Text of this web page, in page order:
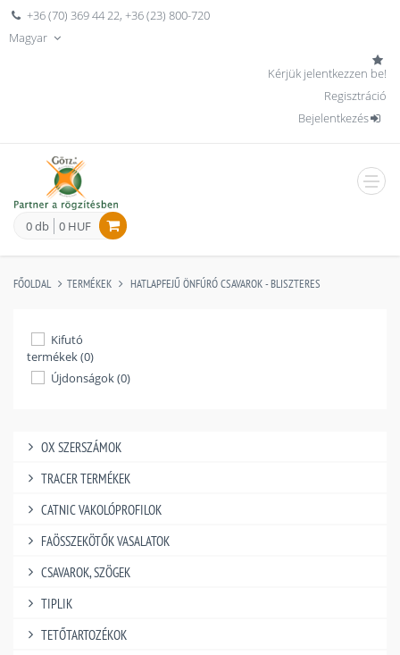
+36 (70) 369 44 22,+36 (23) 800-720
Magyar
Kérjük jelentkezzen be!
Regisztráció
Bejelentkezés
0 db 0 HUF
FŐOLDAL TERMÉKEK HATLAPFEJŰ ÖNFÚRÓ CSAVAROK - BLISZTERES
Kifutó
termékek (0)
Újdonságok (0)
OX SZERSZÁMOK
TRACER TERMÉKEK
CATNIC VAKOLÓPROFILOK
FAÖSSZEKÖTŐK VASALATOK
CSAVAROK, SZÖGEK
TIPLIK
TETŐTARTOZÉKOK